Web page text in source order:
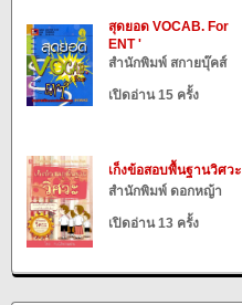
สุดยอด VOCAB. For
ENT '
สำนักพิมพ์ สกายบุ๊คส์
เปิดอ่าน 15 ครั้ง
เก็งข้อสอบพื้นฐานวิศวะ
สำนักพิมพ์ ดอกหญ้า
เปิดอ่าน 13 ครั้ง